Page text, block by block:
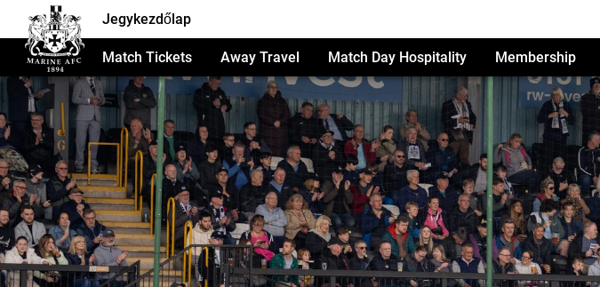
Jegykezdőlap
Match Tickets Away Travel Match Day Hospitality Membership